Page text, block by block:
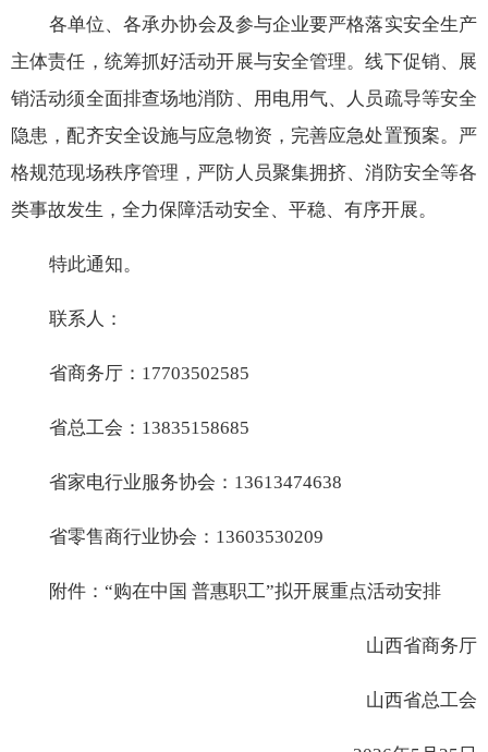
各单位、各承办协会及参与企业要严格落实安全生产
主体责任，统筹抓好活动开展与安全管理。线下促销、展
销活动须全面排查场地消防、用电用气、人员疏导等安全
隐患，配齐安全设施与应急物资，完善应急处置预案。严
格规范现场秩序管理，严防人员聚集拥挤、消防安全等各
类事故发生，全力保障活动安全、平稳、有序开展。
特此通知。
联系人：
省商务厅：17703502585
省总工会：13835158685
省家电行业服务协会：13613474638
省零售商行业协会：13603530209
附件：“购在中国 普惠职工”拟开展重点活动安排
山西省商务厅
山西省总工会